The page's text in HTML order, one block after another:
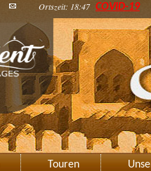
Ortszeit: 18:47 COVID-19
Touren